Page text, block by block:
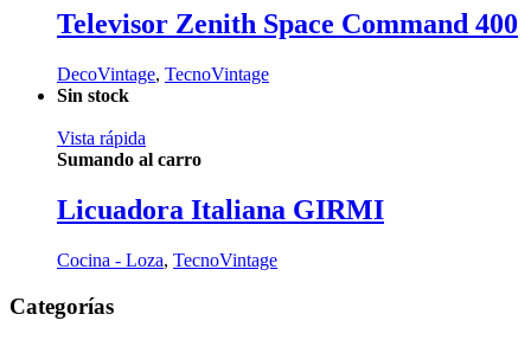
Televisor Zenith Space Command 400
DecoVintage, TecnoVintage
Sin stock
Vista rápida
Sumando al carro
Licuadora Italiana GIRMI
Cocina - Loza, TecnoVintage
Categorías